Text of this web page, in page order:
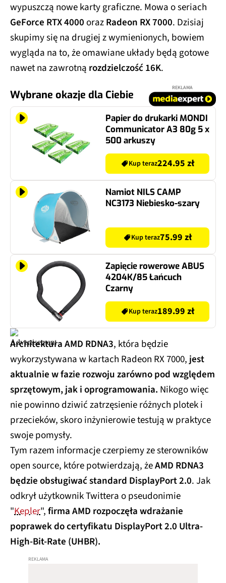
wypuszczą nowe karty graficzne. Mowa o seriach
GeForce RTX 4000orazRadeon RX 7000. Dzisiaj
skupimy się na drugiej z wymienionych, bowiem
wygląda na to, że omawiane układy będą gotowe
nawet na zawrotną rozdzielczość 16K.
Wybrane okazje dla Ciebie
REKLAMA
Papier do drukarki MONDI
Communicator A3 80g 5 x
500 arkuszy
Kup teraz224.95 zł
Namiot NILS CAMP
NC3173 Niebiesko-szary
Kup teraz75.99 zł
Zapięcie rowerowe ABUS
4204K/85 Łańcuch
Czarny
Kup teraz189.99 zł
Architektura AMD RDNA3, która będzie
wykorzystywana w kartach Radeon RX 7000,jest
aktualnie w fazie rozwoju zarówno pod względem
sprzętowym, jak i oprogramowania. Nikogo więc
nie powinno dziwić zatrzęsienie różnych plotek i
przecieków, skoro inżynierowie testują w praktyce
swoje pomysły.
Tym razem informacje czerpiemy ze sterowników
open source, które potwierdzają, żeAMD RDNA3
będzie obsługiwać standard DisplayPort 2.0. Jak
odkrył użytkownik Twittera o pseudonimie
"Kepler",firma AMD rozpoczęła wdrażanie
poprawek do certyfikatu DisplayPort 2.0 Ultra-
High-Bit-Rate (UHBR).